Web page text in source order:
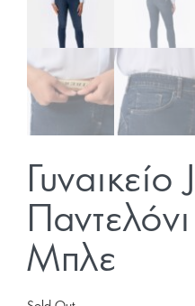
Γυναικείο
Μπλε